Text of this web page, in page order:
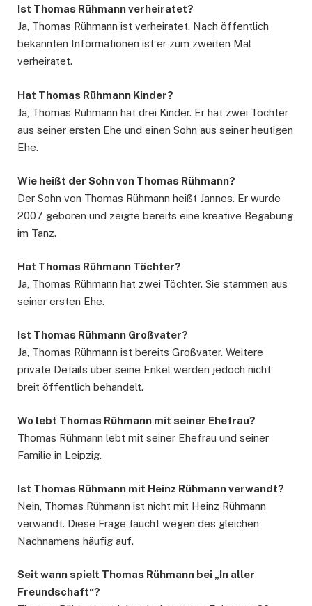
Ist Thomas Rühmann verheiratet?
Ja, Thomas Rühmann ist verheiratet. Nach öffentlich
bekannten Informationen ist er zum zweiten Mal
verheiratet.
Hat Thomas Rühmann Kinder?
Ja, Thomas Rühmann hat drei Kinder. Er hat zwei Töchter
aus seiner ersten Ehe und einen Sohn aus seiner heutigen
Ehe.
Wie heißt der Sohn von Thomas Rühmann?
Der Sohn von Thomas Rühmann heißt Jannes. Er wurde
2007 geboren und zeigte bereits eine kreative Begabung
im Tanz.
Hat Thomas Rühmann Töchter?
Ja, Thomas Rühmann hat zwei Töchter. Sie stammen aus
seiner ersten Ehe.
Ist Thomas Rühmann Großvater?
Ja, Thomas Rühmann ist bereits Großvater. Weitere
private Details über seine Enkel werden jedoch nicht
breit öffentlich behandelt.
Wo lebt Thomas Rühmann mit seiner Ehefrau?
Thomas Rühmann lebt mit seiner Ehefrau und seiner
Familie in Leipzig.
Ist Thomas Rühmann mit Heinz Rühmann verwandt?
Nein, Thomas Rühmann ist nicht mit Heinz Rühmann
verwandt. Diese Frage taucht wegen des gleichen
Nachnamens häufig auf.
Seit wann spielt Thomas Rühmann bei „In aller
Freundschaft“?